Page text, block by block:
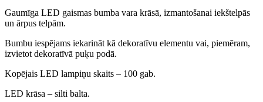
Gaumīga LED gaismas bumba vara krāsā, izmantošanai iekštelpās
un ārpus telpām.
Bumbu iespējams iekarināt kā dekoratīvu elementu vai, piemēram,
izvietot dekoratīvā puķu podā.
Kopējais LED lampiņu skaits – 100 gab.
LED krāsa – silti balta.